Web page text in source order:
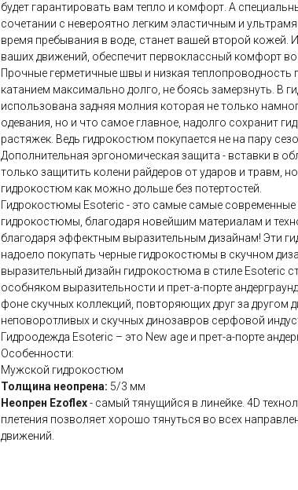
будет гарантировать вам тепло и комфорт. А
сочетании с невероятно легким эластичным и
время пребывания в воде, станет вашей второй кожей.
ваших движений, обеспечит первоклассный комфорт
Прочные герметичные швы и низкая теплопроводность
катанием максимально долго, не боясь замерзнуть. В
использована задняя молния которая не только
одевания, но и что самое главное, надолго сохранит
растяжек. Ведь гидрокостюм покупается не на пару
Дополнительная эргономическая защита - вставки в
только защитить колени райдеров от ударов и травм,
гидрокостюм как можно дольше без потертостей.
Гидрокостюмы Esoteric - это самые самые современные
гидрокостюмы, благодаря новейшим материалам и
благодаря эффектным выразительным дизайнам! Эти
надоело покупать черные гидрокостюмы в скучном
выразительный дизайн гидрокостюма в стиле Esoteric
особняком выразительности и прет-а-порте
фоне скучных коллекций, повторяющих друг за другом
неповоротливых и скучных динозавров серфовой
Гидроодежда Esoteric – это New age и прет-а-порте
Особенности:
Мужской гидрокостюм
Толщина неопрена: 5/3 мм
Неопрен Ezoflex- самый тянущийся в линейке. 4D
плетения позволяет хорошо тянуться во всех
движений.